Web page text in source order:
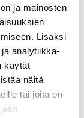
ja mainosten
Lisäksi
analytiikka-
käytät
näitä
tai joita on